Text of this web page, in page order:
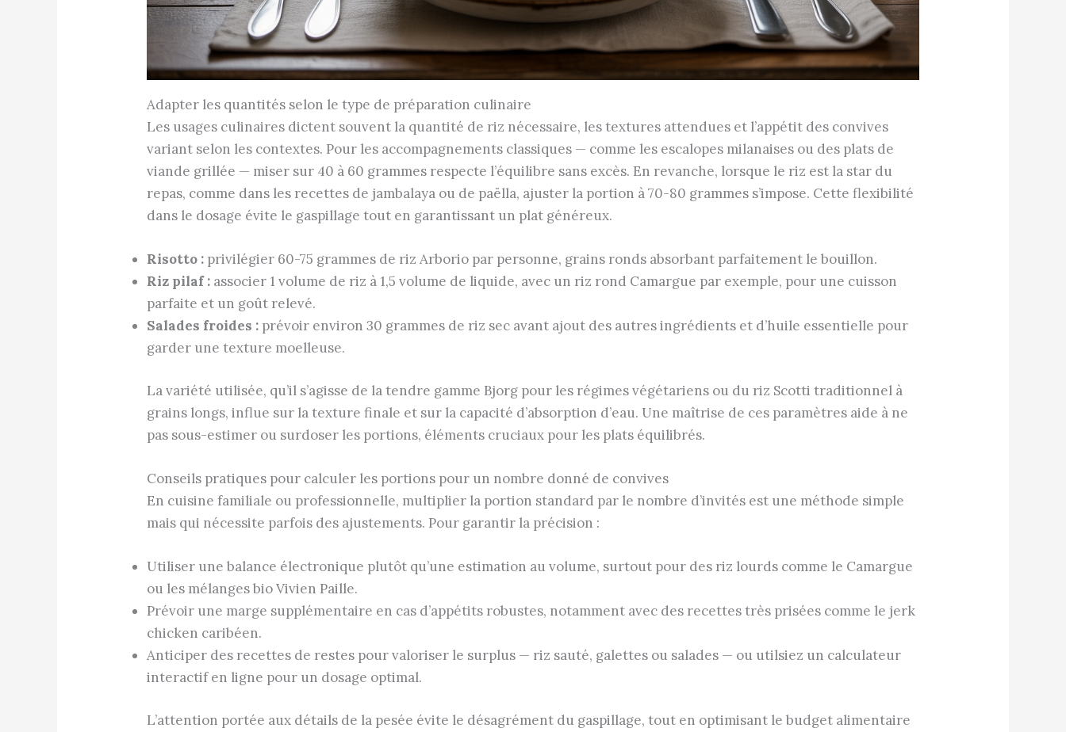
Adapter les quantités selon le type de préparation culinaire
Les usages culinaires dictent souvent la quantité de riz nécessaire, les textures attendues et l’appétit des convives
variant selon les contextes. Pour les accompagnements classiques — comme les escalopes milanaises ou des plats de
viande grillée — miser sur 40 à 60 grammes respecte l’équilibre sans excès. En revanche, lorsque le riz est la star du
repas, comme dans les recettes de jambalaya ou de paëlla, ajuster la portion à 70-80 grammes s’impose. Cette flexibilité
dans le dosage évite le gaspillage tout en garantissant un plat généreux.
Risotto : privilégier 60-75 grammes de riz Arborio par personne, grains ronds absorbant parfaitement le bouillon.
Riz pilaf : associer 1 volume de riz à 1,5 volume de liquide, avec un riz rond Camargue par exemple, pour une cuisson
parfaite et un goût relevé.
Salades froides : prévoir environ 30 grammes de riz sec avant ajout des autres ingrédients et d’huile essentielle pour
garder une texture moelleuse.
La variété utilisée, qu’il s’agisse de la tendre gamme Bjorg pour les régimes végétariens ou du riz Scotti traditionnel à
grains longs, influe sur la texture finale et sur la capacité d’absorption d’eau. Une maîtrise de ces paramètres aide à ne
pas sous-estimer ou surdoser les portions, éléments cruciaux pour les plats équilibrés.
Conseils pratiques pour calculer les portions pour un nombre donné de convives
En cuisine familiale ou professionnelle, multiplier la portion standard par le nombre d’invités est une méthode simple
mais qui nécessite parfois des ajustements. Pour garantir la précision :
Utiliser une balance électronique plutôt qu’une estimation au volume, surtout pour des riz lourds comme le Camargue
ou les mélanges bio Vivien Paille.
Prévoir une marge supplémentaire en cas d’appétits robustes, notamment avec des recettes très prisées comme le jerk
chicken caribéen.
Anticiper des recettes de restes pour valoriser le surplus — riz sauté, galettes ou salades — ou utilsiez un calculateur
interactif en ligne pour un dosage optimal.
L’attention portée aux détails de la pesée évite le désagrément du gaspillage, tout en optimisant le budget alimentaire